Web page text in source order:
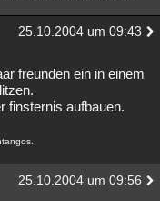
25.10.2004 um 09:43
freunden ein in einem
finsternis aufbauen.
25.10.2004 um 09:56